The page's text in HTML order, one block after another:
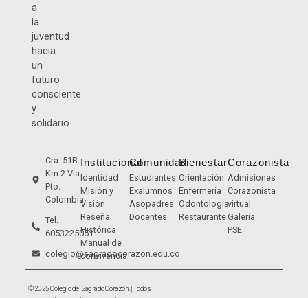
a
la
juventud
hacia
un
futuro
consciente
y
solidario.
Cra. 51B
Km 2 Vía
Pto.
Colombia
Tel.
6053225051
colegio@sagradocorazon.edu.co
Institucional
Identidad
Misión y
Visión
Reseña
Histórica
Manual de
convivencia
Comunidad
Estudiantes
Exalumnos
Asopadres
Docentes
Bienestar
Orientación
Enfermería
Odontología
Restaurante
Corazonista
Admisiones
Corazonista
virtual
Galería
PSE
© 2025 Colegio del Sagrado Corazón. | Todos